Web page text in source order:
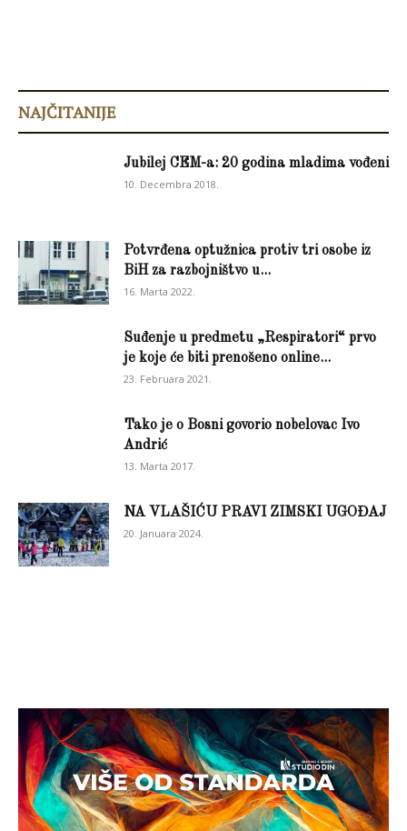
NAJČITANIJE
Jubilej CEM-a: 20 godina mladima vođeni
10. Decembra 2018.
Potvrđena optužnica protiv tri osobe iz
BiH za razbojništvo u...
16. Marta 2022.
Suđenje u predmetu „Respiratori“ prvo
je koje će biti prenošeno online...
23. Februara 2021.
Tako je o Bosni govorio nobelovac Ivo
Andrić
13. Marta 2017.
NA VLAŠIĆU PRAVI ZIMSKI UGOĐAJ
20. Januara 2024.